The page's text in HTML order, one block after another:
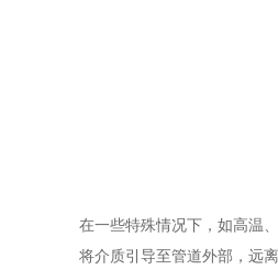
在一些特殊情况下，如高温
将介质引导至管道外部，远